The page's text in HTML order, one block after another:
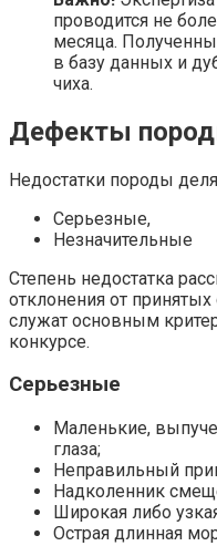
проводится не
месяца.
в базу данных и
чиха.
Дефекты
Недостатки породы
Серьезные,
Незначительные
Степень недостатка
отклонения от
служат основным
конкурсе.
Серьезные
Маленькие,
глаза;
Неправильный
Надколенник
Широкая либо
Острая длинная